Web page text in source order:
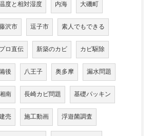
度と相対湿度 内海 大磯町
沢市 逗子市 素人でもできる
プロ直伝 新築のカビ カビ駆除
後 八王子 奥多摩 漏水問題
南 長崎カビ問題 基礎パッキン
売 施工動画 浮遊菌調査